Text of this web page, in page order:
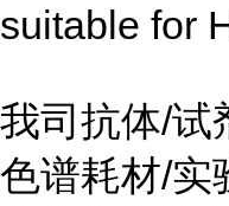
suitable for
我司抗体/试
色谱耗材/实